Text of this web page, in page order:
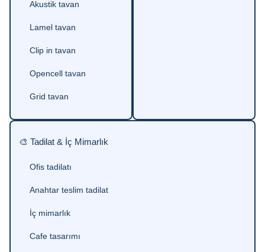
Akustik tavan
Lamel tavan
Clip in tavan
Opencell tavan
Grid tavan
🎨 Tadilat & İç Mimarlık
Ofis tadilatı
Anahtar teslim tadilat
İç mimarlık
Cafe tasarımı